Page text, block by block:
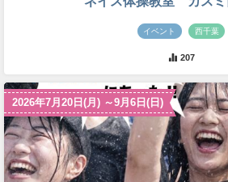
イベント 西千葉
207
2026年7月20日(月) ～9月6日(日)